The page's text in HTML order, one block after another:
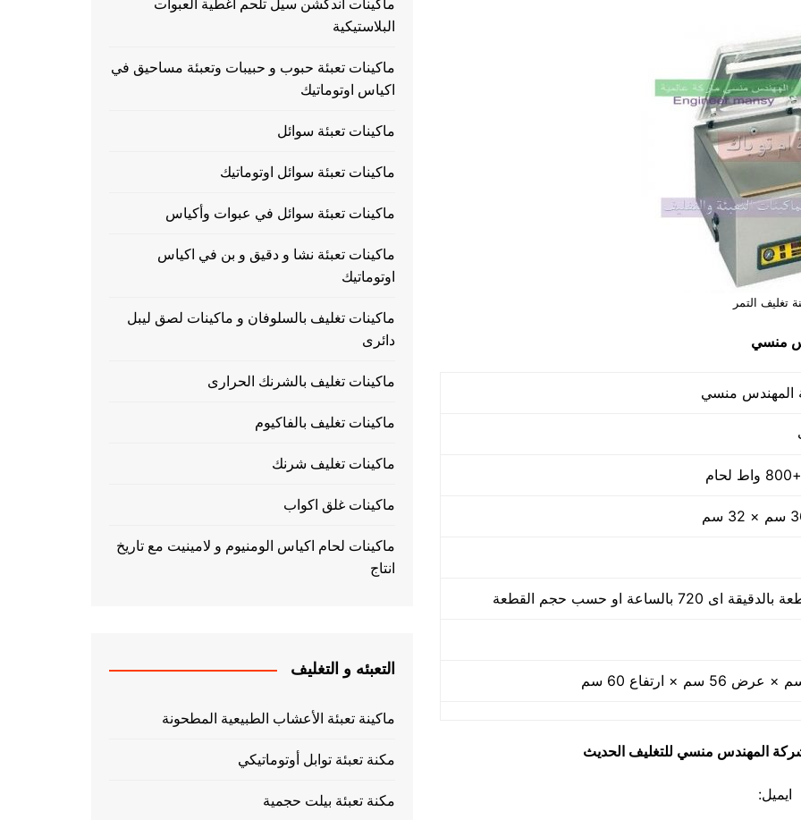
تغليف التمر
شركة المهندس منسي للتغليف الحديث
ايميل:
ماكينات اندكشن سيل تلحم اغطية العبوات
البلاستيكية
ماكينات تعبئة حبوب و حبيبات وتعبئة مساحيق في
اكياس اوتوماتيك
ماكينات تعبئة سوائل
ماكينات تعبئة سوائل اوتوماتيك
ماكينات تعبئة سوائل في عبوات وأكياس
ماكينات تعبئة نشا و دقيق و بن في اكياس
اوتوماتيك
ماكينات تغليف بالسلوفان و ماكينات لصق ليبل
دائرى
ماكينات تغليف بالشرنك الحرارى
ماكينات تغليف بالفاكيوم
ماكينات تغليف شرنك
ماكينات غلق اكواب
ماكينات لحام اكياس الومنيوم و لامينيت مع تاريخ
انتاج
التعبئه و التغليف
ماكينة تعبئة الأعشاب الطبيعية المطحونة
مكنة تعبئة توابل أوتوماتيكي
مكنة تعبئة بيلت حجمية